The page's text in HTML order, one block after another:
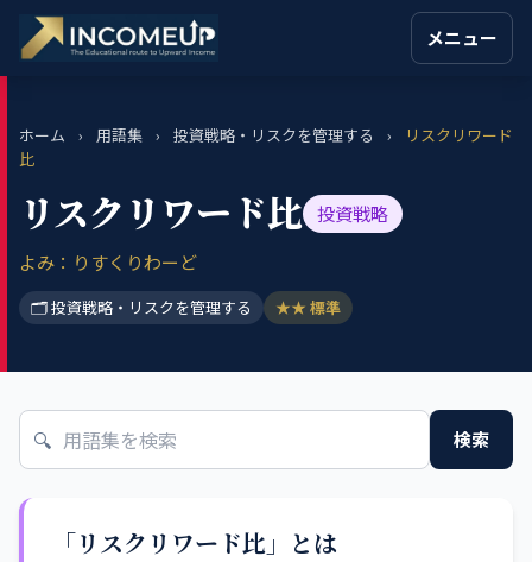
メニュー
ホーム › 用語集 › 投資戦略・リスクを管理する ›
リスクリワード
比
リスクリワード比 投資戦略
よみ：りすくりわーど
🗂 投資戦略・リスクを管理する ★★ 標準
🔍 検索
「リスクリワード比」とは